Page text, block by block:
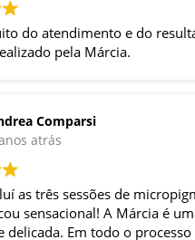
do atendimento e do
pela Márcia.
Comparsi
atrás
as três sessões de
sensacional! A Márcia é
delicada. Em todo o